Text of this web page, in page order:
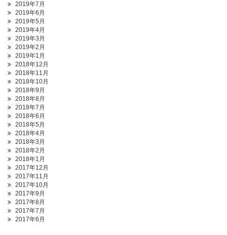
2019年7月
2019年6月
2019年5月
2019年4月
2019年3月
2019年2月
2019年1月
2018年12月
2018年11月
2018年10月
2018年9月
2018年8月
2018年7月
2018年6月
2018年5月
2018年4月
2018年3月
2018年2月
2018年1月
2017年12月
2017年11月
2017年10月
2017年9月
2017年8月
2017年7月
2017年6月